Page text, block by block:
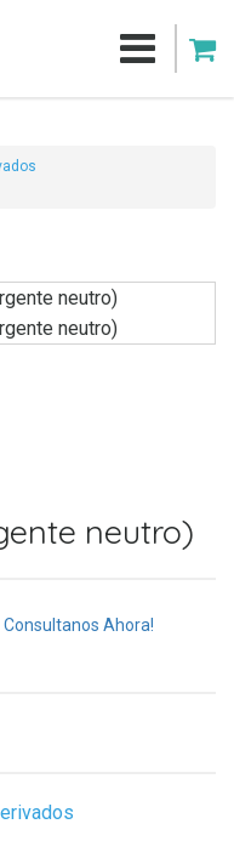
neutro)
Ahora!